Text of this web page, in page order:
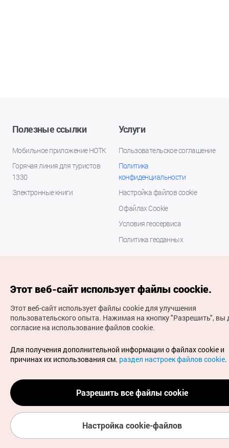
Полезные ссылки
Мобильное приложение НОТК
Горячая линия для туристов
1330
Электронные книги
Услуги
Пользовательское соглашение
Политика
конфиденциальности
Настройка файлов cookie
О файлах Cookie
Условия геосервиса
Политика геоданных
(с) Национальная организация туризма Кореи Все
права защищены
Для извещения об ошибках и проблемах, связанных с
работой веб-сайта, направляйте ваши запросы на
официальный адрес электронной почты
russian@knto.or.kr
Этот веб-сайт использует файлы coockie.
Этот веб-сайт использует файлы cookie для улучшения
пользовательского опыта. Нажимая на кнопку "Разрешить", вы
согласие на использование файлов cookie.
Для получения дополнительной информации о файлах cookie и
причинах их использования см. раздел настроек файлов cookie.
Разрешить все файлы cookie
Настройка cookie-файлов